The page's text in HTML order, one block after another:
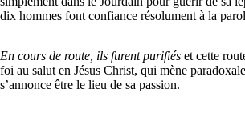
dix hommes font confiance résolument à la
En cours de route, ils furent purifiés et cette
foi au salut en Jésus Christ, qui mène
s’annonce être le lieu de sa passion.